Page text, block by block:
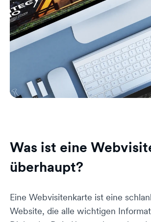
Was ist eine
überhaupt?
Eine Webvisitenkarte ist eine
Website, die alle wichtigen